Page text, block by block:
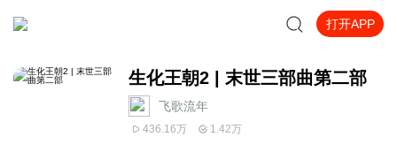
打开APP
生化王朝2 | 末世三部曲第二部
飞歌流年
436.16万 1.42万